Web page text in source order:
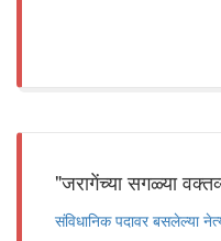
"जरागेंच्या सगळ्या
संविधानिक पदावर बसलेल्या